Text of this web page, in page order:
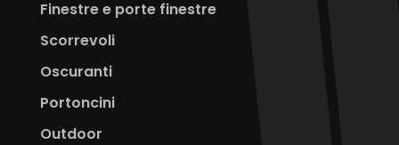
Finestre e porte finestre
Scorrevoli
Oscuranti
Portoncini
Outdoor